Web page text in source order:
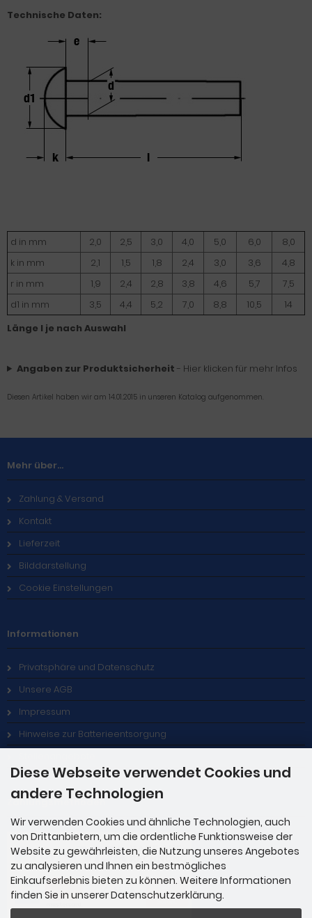
Technische Daten:
d in mm 2,0 2,5 3,0 4,0 5,0 6,0
8,0
k in mm
2,1 1,5 1,8 2,4 3,0 3,6
4,8
r in mm
1,9 2,4 2,8 3,8 4,6 5,7
7,5
d1 in mm
3,5 4,4 5,2 7,0 8,8 10,5
14
Länge l je nach Auswahl
Angaben zur Produktsicherheit - Hier klicken für mehr Infos
Diesen Artikel haben wir am 14.01.2015 in unseren Katalog aufgenommen.
Mehr über...
Zahlung & Versand
Kontakt
Lieferzeit
Bilddarstellung
Cookie Einstellungen
Informationen
Privatsphäre und Datenschutz
Unsere AGB
Impressum
Hinweise zur Batterieentsorgung
Zahlungsmethoden
Diese Webseite verwendet Cookies und
andere Technologien
Wir verwenden Cookies und ähnliche Technologien, auch
von Drittanbietern, um die ordentliche Funktionsweise der
Website zu gewährleisten, die Nutzung unseres Angebotes
zu analysieren und Ihnen ein bestmögliches
Einkaufserlebnis bieten zu können. Weitere Informationen
finden Sie in unserer Datenschutzerklärung.